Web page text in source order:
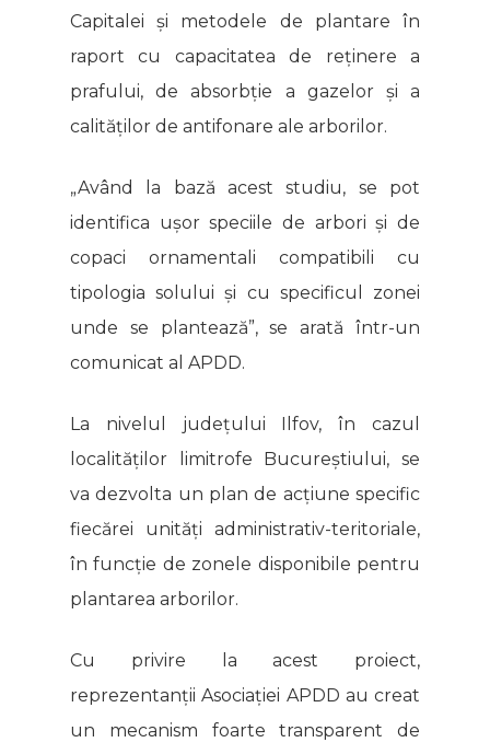
Capitalei și metodele de plantare în
raport cu capacitatea de reținere a
prafului, de absorbție a gazelor și a
calităților de antifonare ale arborilor.
„Având la bază acest studiu, se pot
identifica ușor speciile de arbori și de
copaci ornamentali compatibili cu
tipologia solului și cu specificul zonei
unde se plantează”, se arată într-un
comunicat al APDD.
La nivelul județului Ilfov, în cazul
localităților limitrofe Bucureștiului, se
va dezvolta un plan de acțiune specific
fiecărei unități administrativ-teritoriale,
în funcție de zonele disponibile pentru
plantarea arborilor.
Cu privire la acest proiect,
reprezentanții Asociației APDD au creat
un mecanism foarte transparent de